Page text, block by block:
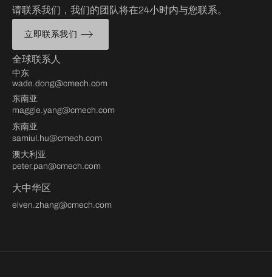
请联系我们，我们的团队将在24小时内与您联系。
立即联系我们
全球联系人
中东
wade.dong@cmech.com
东南亚
maggie.yang@cmech.com
东南亚
samiul.hu@cmech.com
澳大利亚
peter.pan@cmech.com
大中华区
elven.zhang@cmech.com